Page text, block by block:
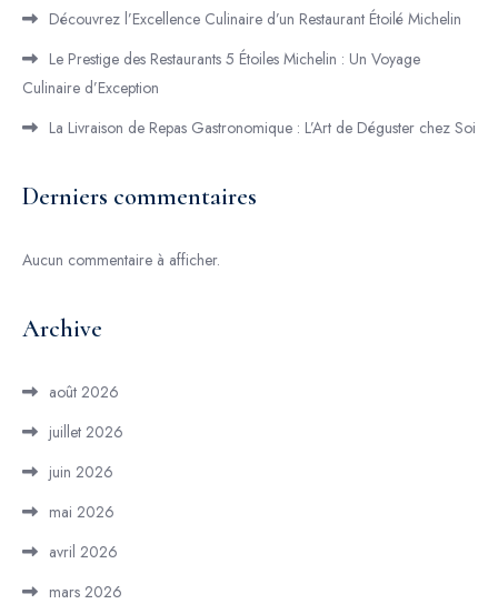
Découvrez l’Excellence Culinaire d’un Restaurant Étoilé Michelin
Le Prestige des Restaurants 5 Étoiles Michelin : Un Voyage
Culinaire d’Exception
La Livraison de Repas Gastronomique : L’Art de Déguster chez Soi
Derniers commentaires
Aucun commentaire à afficher.
Archive
août 2026
juillet 2026
juin 2026
mai 2026
avril 2026
mars 2026